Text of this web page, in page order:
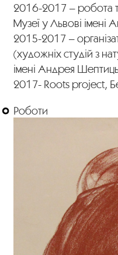
2016-2017 – робота
Музеї у Львові
2015-2017 –
(художніх студій з
імені Андрея
2017- Roots project,
Роботи